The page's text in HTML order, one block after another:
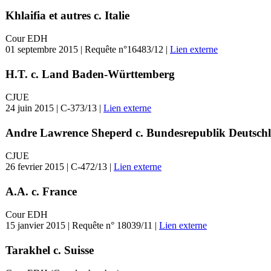
Khlaifia et autres c. Italie
Cour EDH
01 septembre 2015 | Requête n°16483/12 | Lien externe
H.T. c. Land Baden-Württemberg
CJUE
24 juin 2015 | C-373/13 | Lien externe
Andre Lawrence Sheperd c. Bundesrepublik
CJUE
26 fevrier 2015 | C-472/13 | Lien externe
A.A. c. France
Cour EDH
15 janvier 2015 | Requête n° 18039/11 | Lien externe
Tarakhel c. Suisse